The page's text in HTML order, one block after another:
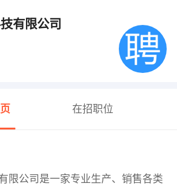
有限公司
在招职位
限公司是一家专业生产、销售各类